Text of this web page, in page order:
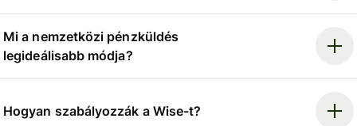
Mi a nemzetközi pénzküldés
legideálisabb módja?
Hogyan szabályozzák a Wise-t?